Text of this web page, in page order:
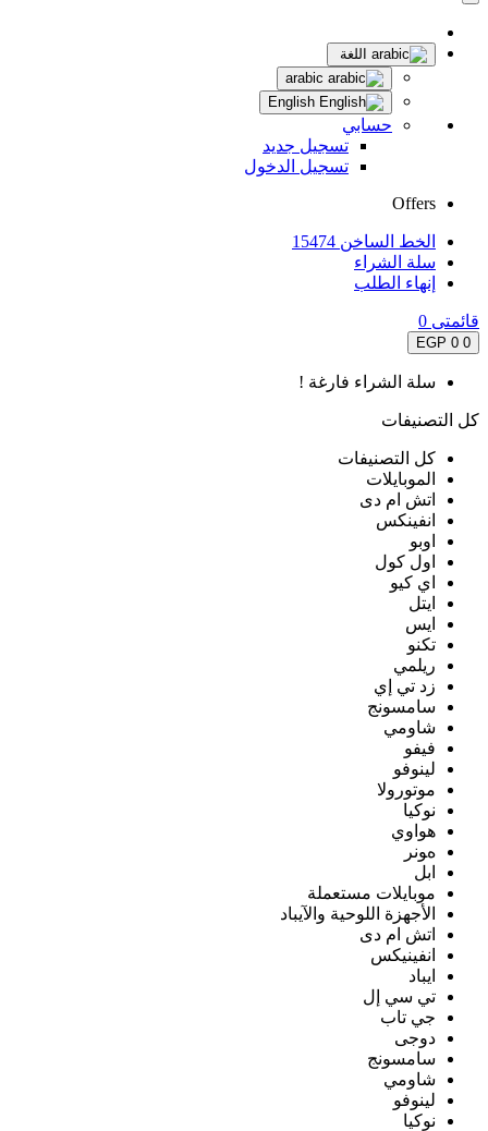
اللغة
حسابي
تسجيل جديد
تسجيل الدخول
Offers
الخط الساخن 15474
سلة الشراء
إنهاء الطلب
قائمتى 0
0
0 EGP
سلة الشراء فارغة !
كل التصنيفات
كل التصنيفات
الموبايلات
اتش ام دى
انفينكس
اوبو
اول كول
اي كيو
ايتل
ايس
تكنو
ريلمي
زد تي إي
سامسونج
شاومي
فيفو
لينوفو
موتورولا
نوكيا
هواوي
هونر
ابل
موبايلات مستعملة
الأجهزة اللوحية والآيباد
اتش ام دى
انفينيكس
ايباد
تي سي إل
جي تاب
دوجى
سامسونج
شاومي
لينوفو
نوكيا